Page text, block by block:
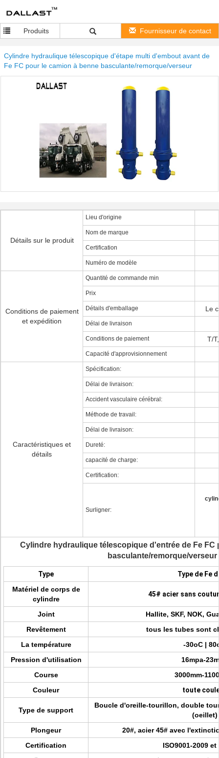
Produits Fournisseur de contact
Cylindre hydraulique télescopique d'étape multi d'embout avant de
Fe FC pour le camion à benne basculante/remorque/verseur
Détails sur le produit
Lieu d'origine
Nom de marque
Certification
Numéro de modèle
Conditions de paiement
et expédition
Quantité de commande min
Prix
Détails d'emballage Le
Délai de livraison
Conditions de paiement T/
Capacité d'approvisionnement
Caractéristiques et
détails
Spécification:
Délai de livraison:
Accident vasculaire cérébral:
Méthode de travail:
Délai de livraison:
Dureté:
capacité de charge:
Certification:
Surligner:
Cylindre hydraulique télescopique d'entrée de Fe FC
basculante/remorque/verseur
Type
Type de Fe
Matériel de corps de
cylindre
45# acier sans
Joint
Hallite, SKF, NOK,
Revêtement
tous les tubes sont
La température
-30oC |
Pression d'utilisation
16mpa-
Course
3000mm-
Couleur
toute
Type de support
Boucle d'oreille-tourillon, double
(oeillet)
Plongeur
20#, acier 45# avec
Certification
ISO9001-2009 et